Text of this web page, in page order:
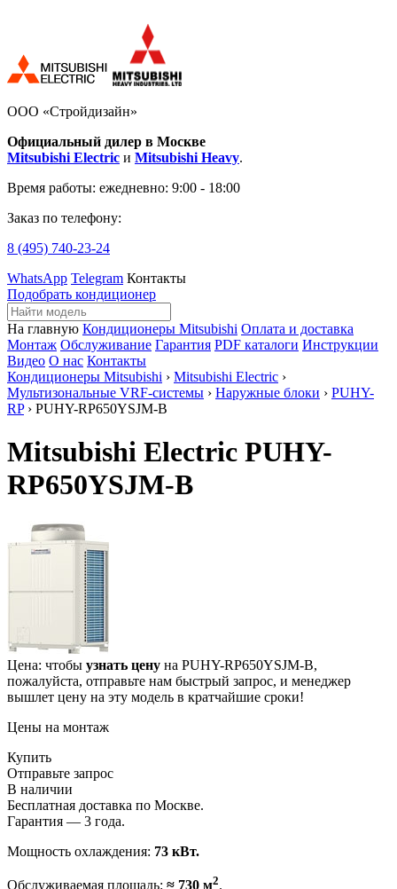
ООО «Стройдизайн»
Официальный дилер в Москве
Mitsubishi Electric и Mitsubishi Heavy.
Время работы: ежедневно: 9:00 - 18:00
Заказ по телефону:
8 (495) 740-23-24
WhatsApp Telegram Контакты
Подобрать кондиционер
На главную Кондиционеры Mitsubishi Оплата и доставка
Монтаж Обслуживание Гарантия PDF каталоги Инструкции
Видео О нас Контакты
Кондиционеры Mitsubishi › Mitsubishi Electric ›
Мультизональные VRF-системы › Наружные блоки › PUHY-
RP› PUHY-RP650YSJM-B
Mitsubishi Electric PUHY-
RP650YSJM-B
Цена: чтобы узнать цену на PUHY-RP650YSJM-B,
пожалуйста, отправьте нам быстрый запрос, и менеджер
вышлет цену на эту модель в кратчайшие сроки!
Цены на монтаж
Купить
Отправьте запрос
В наличии
Бесплатная доставка по Москве.
Гарантия — 3 года.
Мощность охлаждения: 73 кВт.
Обслуживаемая площадь: ≈ 730 м2.